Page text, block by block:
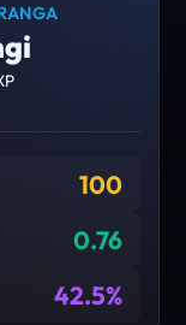
100
0.76
42.5%